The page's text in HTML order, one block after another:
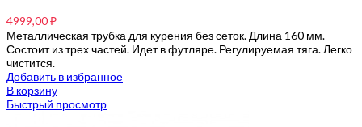
4999,00₽
Металлическая трубка для курения без сеток. Длина 160 мм.
Состоит из трех частей. Идет в футляре. Регулируемая тяга. Легко
чистится.
Добавить в избранное
В корзину
Быстрый просмотр